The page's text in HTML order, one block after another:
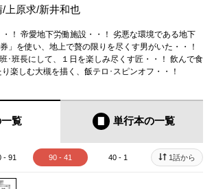
/ 上原求/新井和也
！ 帝愛地下労働施設・・！ 劣悪な環境である地下
」を使い、地上で贅の限りを尽くす男がいた・・！
･班長にして、１日を楽しみ尽くす匠・・！ 飲んで食
楽しむ大槻を描く、飯テロ･スピンオフ・・！
覧 単行本の一覧
- 91 90 - 41 40 - 1 1話から